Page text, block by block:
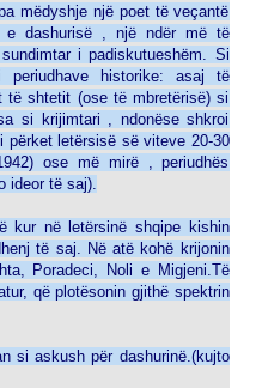
POR
I TIJ”
mëdyshje një poet të veçantë
e dashurisë , një ndër më të
sundimtar i padiskutueshëm. Si
historike: asaj të
shtetit (ose të mbretërisë) si
si krijimtari , ndonëse shkroi
përket letërsisë së viteve 20-30
ose më mirë , periudhës
ideor të saj).
kur në letërsinë shqipe kishin
të saj. Në atë kohë krijonin
Poradeci, Noli e Migjeni.Të
që plotësonin gjithë spektrin
si askush për dashurinë.(kujto